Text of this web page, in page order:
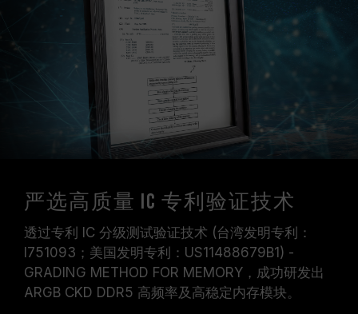
严选高质量 IC 专利验证技术
透过专利 IC 分级测试验证技术 (台湾发明专利：
I751093；美国发明专利：US11488679B1) -
GRADING METHOD FOR MEMORY，成功研发出
ARGB CKD DDR5 高频率及高稳定内存模块。